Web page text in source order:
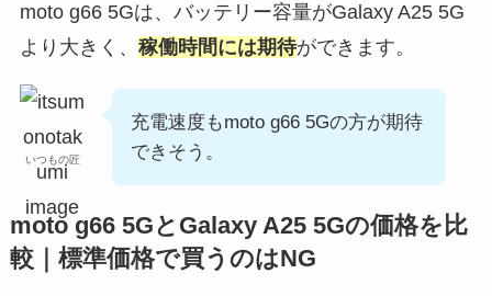
moto g66 5Gは、バッテリー容量がGalaxy A25 5G
より大きく、 稼働時間には期待ができます。
いつもの匠
充電速度もmoto g66 5Gの方が期待
できそう。
moto g66 5GとGalaxy A25 5Gの価格を比
較｜標準価格で買うのはNG